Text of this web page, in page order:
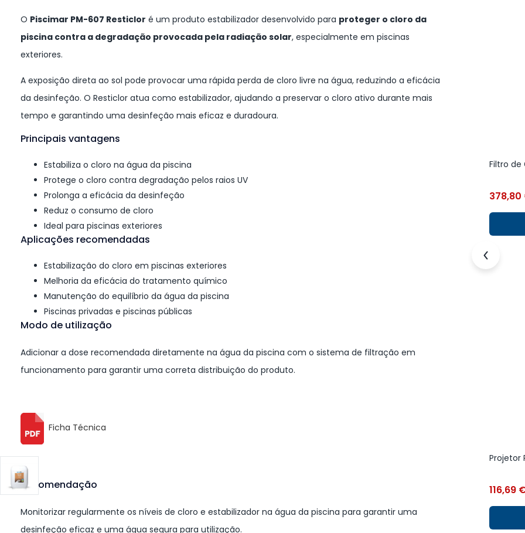
O Piscimar PM-607 Resticlor é um produto estabilizador desenvolvido para proteger o cloro da
piscina contra a degradação provocada pela radiação solar, especialmente em piscinas
exteriores.
A exposição direta ao sol pode provocar uma rápida perda de cloro livre na água, reduzindo a eficácia
da desinfeção. O Resticlor atua como estabilizador, ajudando a preservar o cloro ativo durante mais
tempo e garantindo uma desinfeção mais eficaz e duradoura.
Principais vantagens
Estabiliza o cloro na água da piscina
Protege o cloro contra degradação pelos raios UV
Prolonga a eficácia da desinfeção
Reduz o consumo de cloro
Ideal para piscinas exteriores
Aplicações recomendadas
Estabilização do cloro em piscinas exteriores
Melhoria da eficácia do tratamento químico
Manutenção do equilíbrio da água da piscina
Piscinas privadas e piscinas públicas
Modo de utilização
Adicionar a dose recomendada diretamente na água da piscina com o sistema de filtração em
funcionamento para garantir uma correta distribuição do produto.
Ficha Técnica
Recomendação
Monitorizar regularmente os níveis de cloro e estabilizador na água da piscina para garantir uma
desinfeção eficaz e uma água segura para utilização.
Filtro de
378,80
Projetor
116,69